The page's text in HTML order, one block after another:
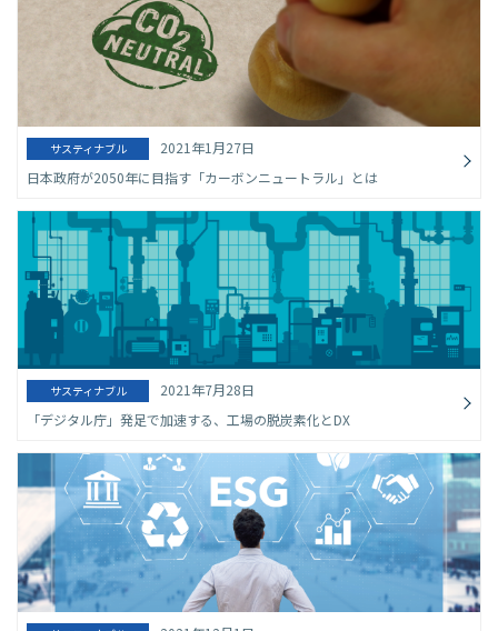
サスティナブル
2021年1月27日
日本政府が2050年に目指す「カーボンニュートラル」とは
サスティナブル
2021年7月28日
「デジタル庁」発足で加速する、工場の脱炭素化とDX